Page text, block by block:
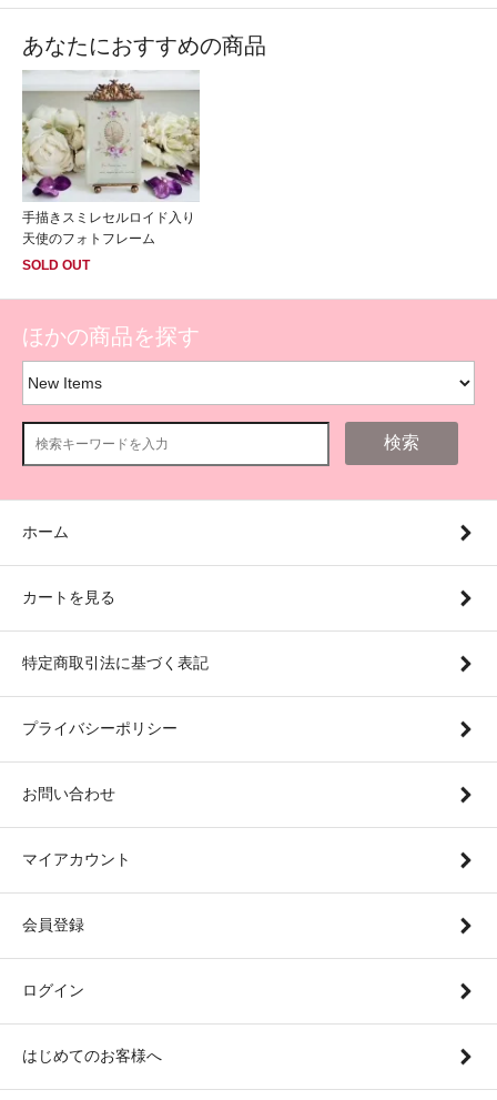
あなたにおすすめの商品
手描きスミレセルロイド入り
天使のフォトフレーム
SOLD OUT
ほかの商品を探す
検索
ホーム
カートを見る
特定商取引法に基づく表記
プライバシーポリシー
お問い合わせ
マイアカウント
会員登録
ログイン
はじめてのお客様へ